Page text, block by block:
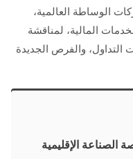
الوساطة العالمية،
المالية، لمناقشة
التداول، والفرص الجديدة
الصناعة الإقليمية